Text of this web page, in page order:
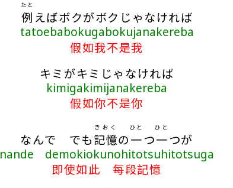
例
たと
えばボクがボクじゃなければ
tatoebabokugabokujanakereba
假如我不是我
キミがキミじゃなければ
kimigakimijanakereba
假如你不是你
なんで でも記憶
きおく
の一
ひと
つ一
ひと
つが
nande demokiokunohitotsuhitotsuga
即使如此 每段記憶